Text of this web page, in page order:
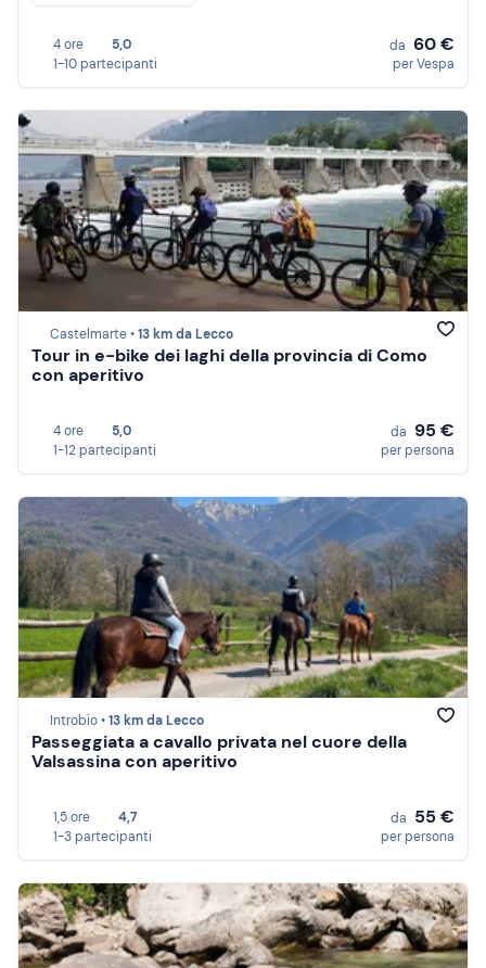
4 ore
5,0
1-10 partecipanti
da 60 €
per Vespa
Castelmarte •13 km da Lecco
Tour in e-bike dei laghi della provincia di Como
con aperitivo
4 ore
5,0
1-12 partecipanti
da 95 €
per persona
Introbio •13 km da Lecco
Passeggiata a cavallo privata nel cuore della
Valsassina con aperitivo
1,5 ore
4,7
1-3 partecipanti
da 55 €
per persona